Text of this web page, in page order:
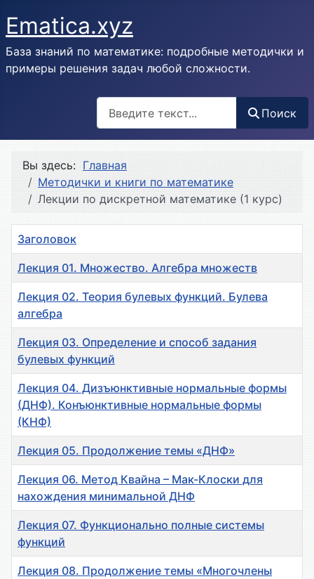
Ematica.xyz
База знаний по математике: подробные методички и
примеры решения задач любой сложности.
Поиск
Вы здесь: Главная
Методички и книги по математике
Лекции по дискретной математике (1 курс)
Заголовок
Лекция 01. Множество. Алгебра множеств
Лекция 02. Теория булевых функций. Булева
алгебра
Лекция 03. Определение и способ задания
булевых функций
Лекция 04. Дизъюнктивные нормальные формы
(ДНФ). Конъюнктивные нормальные формы
(КНФ)
Лекция 05. Продолжение темы «ДНФ»
Лекция 06. Метод Квайна – Мак-Клоски для
нахождения минимальной ДНФ
Лекция 07. Функционально полные системы
функций
Лекция 08. Продолжение темы «Многочлены